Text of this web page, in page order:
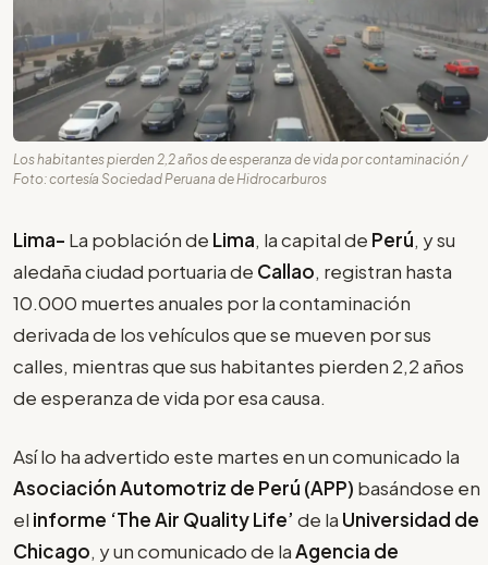
Los habitantes pierden 2,2 años de esperanza de vida por contaminación /
Foto: cortesía Sociedad Peruana de Hidrocarburos
Lima- La población de Lima, la capital de Perú, y su
aledaña ciudad portuaria de Callao, registran hasta
10.000 muertes anuales por la contaminación
derivada de los vehículos que se mueven por sus
calles, mientras que sus habitantes pierden 2,2 años
de esperanza de vida por esa causa.
Así lo ha advertido este martes en un comunicado la
Asociación Automotriz de Perú (APP) basándose en
el informe ‘The Air Quality Life’ de la Universidad de
Chicago, y un comunicado de laAgencia de